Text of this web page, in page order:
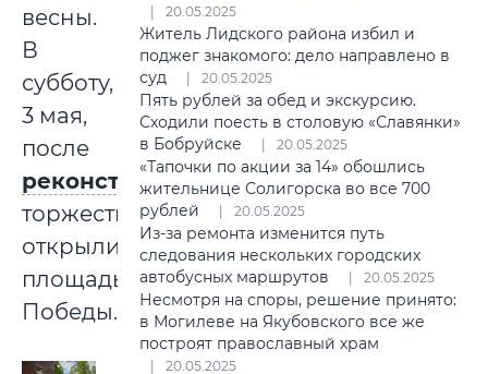
весны.
В
субботу,
3 мая,
после
реконструкции
торжественно
открыли
площадь
Победы.
20.05.2025
Житель Лидского района избил и
поджег знакомого: дело направлено в
суд
20.05.2025
Пять рублей за обед и экскурсию.
Сходили поесть в столовую «Славянки»
в Бобруйске
20.05.2025
«Тапочки по акции за 14» обошлись
жительнице Солигорска во все 700
рублей
20.05.2025
Из-за ремонта изменится путь
следования нескольких городских
автобусных маршрутов
20.05.2025
Несмотря на споры, решение принято:
в Могилеве на Якубовского все же
построят православный храм
20.05.2025